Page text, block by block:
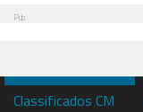
Pub
Classificados CM